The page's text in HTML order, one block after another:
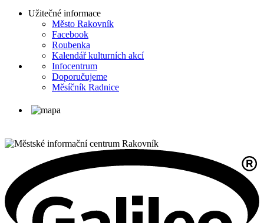
Užitečné informace
Město Rakovník
Facebook
Roubenka
Kalendář kulturních akcí
Infocentrum
Doporučujeme
Měsíčník Radnice